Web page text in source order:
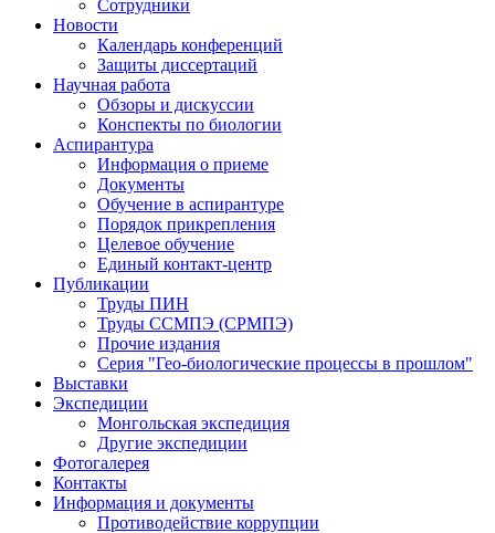
Сотрудники
Новости
Календарь конференций
Защиты диссертаций
Научная работа
Обзоры и дискуссии
Конспекты по биологии
Аспирантура
Информация о приеме
Документы
Обучение в аспирантуре
Порядок прикрепления
Целевое обучение
Единый контакт-центр
Публикации
Труды ПИН
Труды ССМПЭ (СРМПЭ)
Прочие издания
Серия "Гео-биологические процессы в прошлом"
Выставки
Экспедиции
Монгольская экспедиция
Другие экспедиции
Фотогалерея
Контакты
Информация и документы
Противодействие коррупции